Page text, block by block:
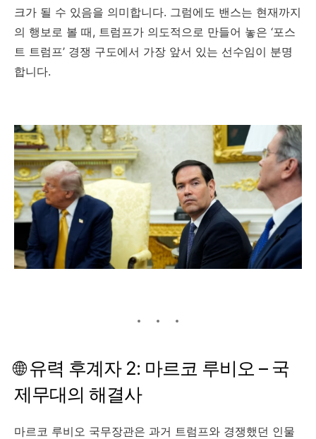
크가 될 수 있음을 의미합니다. 그럼에도 밴스는 현재까지
의 행보로 볼 때, 트럼프가 의도적으로 만들어 놓은 ‘포스
트 트럼프’ 경쟁 구도에서 가장 앞서 있는 선수임이 분명
합니다.
🌐 유력 후계자 2: 마르코 루비오 – 국
제무대의 해결사
마르코 루비오 국무장관은 과거 트럼프와 경쟁했던 인물